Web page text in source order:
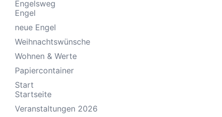
Engelsweg
Engel
neue Engel
Weihnachtswünsche
Wohnen & Werte
Papiercontainer
Start
Startseite
Veranstaltungen 2026